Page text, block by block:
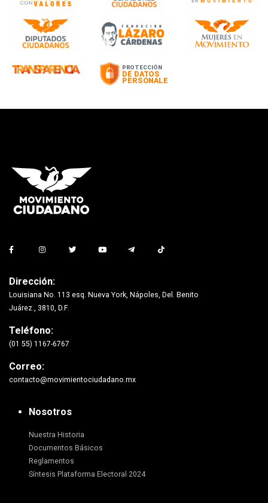
Dirección:
Louisiana No. 113 esq. Nueva York, Nápoles, Del. Benito
Juárez., 3810, D.F.
Teléfono:
(01 55) 1167-6767
Correo:
contacto@movimientociudadano.mx
Nosotros
Nuestra Historia
Documentos Básicos
Reglamentos
Síntesis Plataforma Electoral 2024